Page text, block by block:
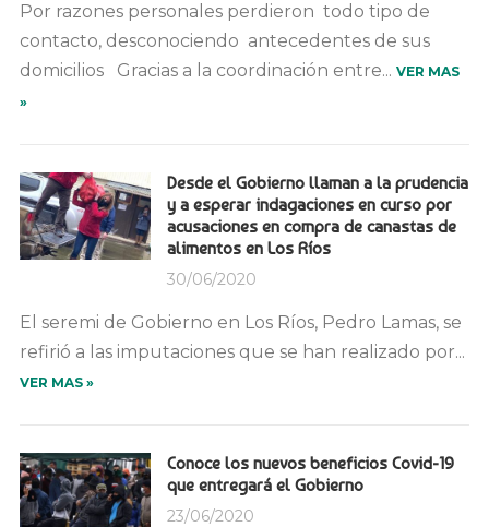
Por razones personales perdieron todo tipo de
contacto, desconociendo antecedentes de sus
domicilios Gracias a la coordinación entre... VER MAS
»
Desde el Gobierno llaman a la prudencia
y a esperar indagaciones en curso por
acusaciones en compra de canastas de
alimentos en Los Ríos
30/06/2020
El seremi de Gobierno en Los Ríos, Pedro Lamas, se
refirió a las imputaciones que se han realizado por...
VER MAS »
Conoce los nuevos beneficios Covid-19
que entregará el Gobierno
23/06/2020